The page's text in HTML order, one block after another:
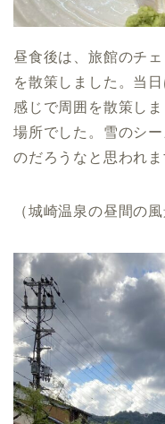
昼食後は、旅館のチ
を散策しました。当
感じで周囲を散策し
場所でした。雪のシ
のだろうなと思われま
（城崎温泉の昼間の風